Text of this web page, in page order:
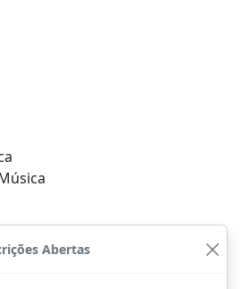
Abertas